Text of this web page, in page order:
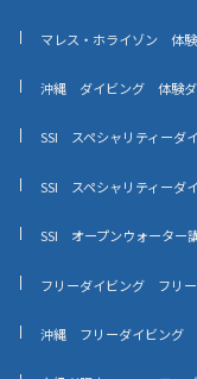
マレス・ホライゾン 体
沖縄 ダイビング 体験ダ
SSI スペシャリティーダ
SSI スペシャリティーダ
SSI オープンウォーター
フリーダイビング フリ
沖縄 フリーダイビング